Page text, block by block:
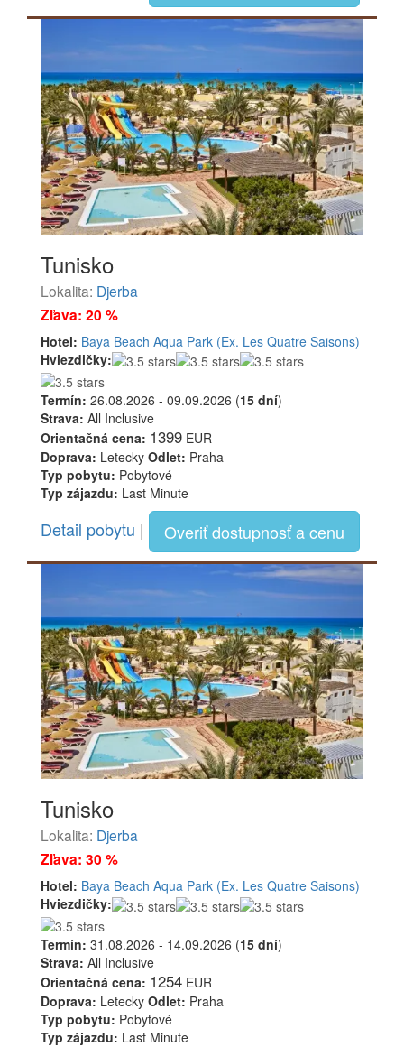
Tunisko
Lokalita: Djerba
Zľava: 20 %
Hotel: Baya Beach Aqua Park (Ex. Les Quatre Saisons)
Hviezdičky:
Termín: 26.08.2026 - 09.09.2026 (15 dní)
Strava: All Inclusive
Orientačná cena: 1399 EUR
Doprava: Letecky Odlet: Praha
Typ pobytu: Pobytové
Typ zájazdu: Last Minute
Detail pobytu | Overiť dostupnosť a cenu
Tunisko
Lokalita: Djerba
Zľava: 30 %
Hotel: Baya Beach Aqua Park (Ex. Les Quatre Saisons)
Hviezdičky:
Termín: 31.08.2026 - 14.09.2026 (15 dní)
Strava: All Inclusive
Orientačná cena: 1254 EUR
Doprava: Letecky Odlet: Praha
Typ pobytu: Pobytové
Typ zájazdu: Last Minute